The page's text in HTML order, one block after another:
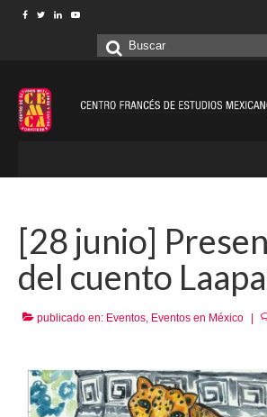
Buscar
[28 junio]
del cuento
publicado en: Eventos, Eventos en México